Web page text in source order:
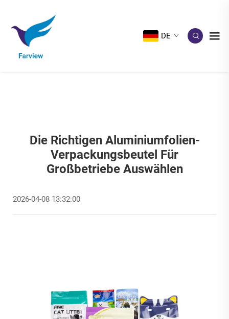
DE
Die Richtigen Aluminiumfolien-
Verpackungsbeutel Für
Großbetriebe Auswählen
2026-04-08 13:32:00